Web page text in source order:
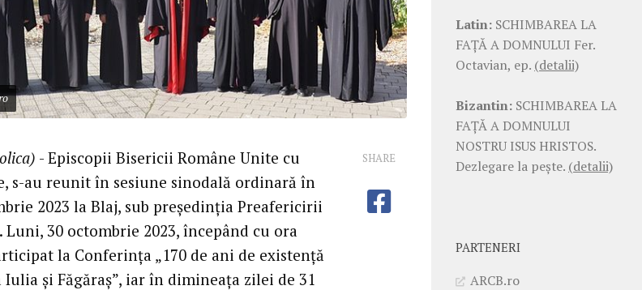
- Episcopii Bisericii Române Unite cu
s-au reunit în sesiune sinodală ordinară în
2023 la Blaj, sub președinția Preafericirii
30 octombrie 2023, începând cu ora
la Conferința „170 de ani de existență
și Făgăraș”, iar în dimineața zilei de 31
SHARE
Latin: SCHIMBAREA LA
FAŢĂ A DOMNULUI Fer.
Octavian, ep. (detalii)
Bizantin: SCHIMBAREA LA
FAŢĂ A DOMNULUI
NOSTRU ISUS HRISTOS.
Dezlegare la pește. (detalii)
PARTENERI
ARCB.ro